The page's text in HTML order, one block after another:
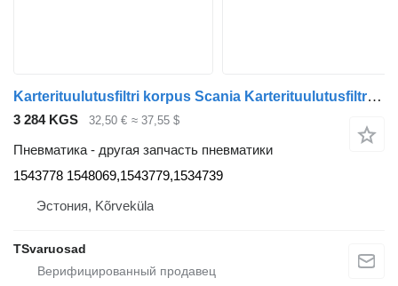
Karterituulutusfiltri korpus Scania Karterituulutusfiltri korpus 1543778 для тягача Scania P380
3 284 KGS 32,50 € ≈ 37,55 $
Пневматика - другая запчасть пневматики
1543778 1548069,1543779,1534739
Эстония, Kõrveküla
TSvaruosad